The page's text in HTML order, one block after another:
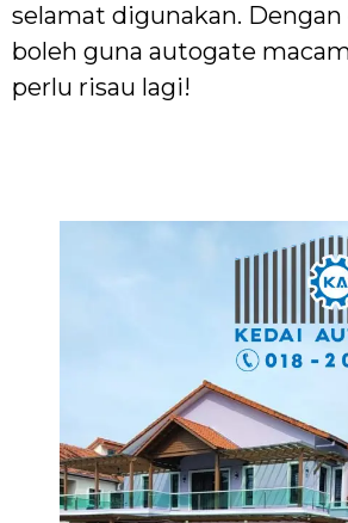
selamat digunakan. Dengan
boleh guna autogate
perlu risau lagi!